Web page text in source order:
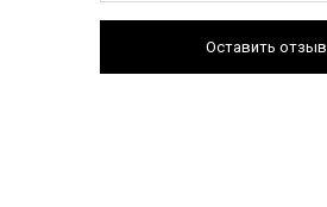
Оставить отзыв